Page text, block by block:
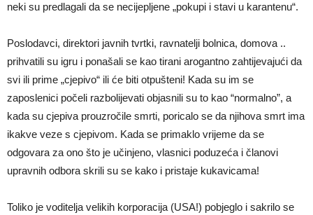
neki su predlagali da se necijepljene „pokupi i stavi u karantenu“.
Poslodavci, direktori javnih tvrtki, ravnatelji bolnica, domova ..
prihvatili su igru i ponašali se kao tirani arogantno zahtijevajući da
svi ili prime „cjepivo“ ili će biti otpušteni! Kada su im se
zaposlenici počeli razbolijevati objasnili su to kao “normalno”, a
kada su cjepiva prouzročile smrti, poricalo se da njihova smrt ima
ikakve veze s cjepivom. Kada se primaklo vrijeme da se
odgovara za ono što je učinjeno, vlasnici poduzeća i članovi
upravnih odbora skrili su se kako i pristaje kukavicama!
Toliko je voditelja velikih korporacija (USA!) pobjeglo i sakrilo se